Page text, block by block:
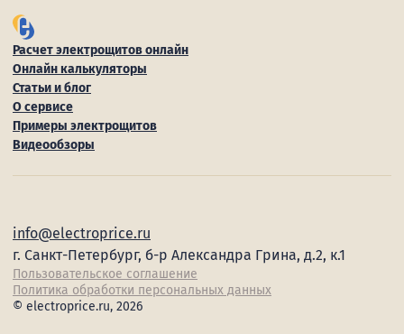
Расчет электрощитов онлайн
Онлайн калькуляторы
Статьи и блог
О сервисе
Примеры электрощитов
Видеообзоры
info@electroprice.ru
г. Санкт-Петербург, б-р Александра Грина, д.2, к.1
Пользовательское соглашение
Политика обработки персональных данных
© electroprice.ru, 2026